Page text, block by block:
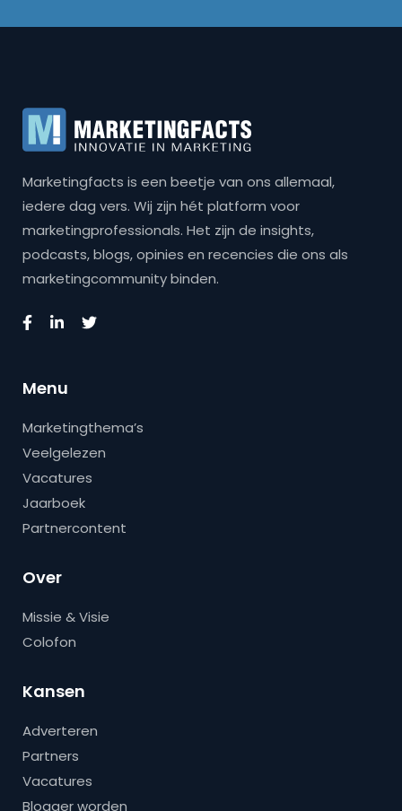
Marketingfacts is een beetje van ons allemaal,
iedere dag vers. Wij zijn hét platform voor
marketingprofessionals. Het zijn de insights,
podcasts, blogs, opinies en recencies die ons als
marketingcommunity binden.
Menu
Marketingthema’s
Veelgelezen
Vacatures
Jaarboek
Partnercontent
Over
Missie & Visie
Colofon
Kansen
Adverteren
Partners
Vacatures
Blogger worden